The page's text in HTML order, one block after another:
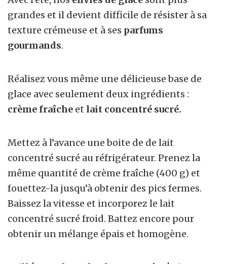
grandes et il devient difficile de résister à sa
texture crémeuse et à ses parfums
gourmands.
Réalisez vous même une délicieuse base de
glace avec seulement deux ingrédients :
crème fraîche et lait concentré sucré.
Mettez à l’avance une boite de de lait
concentré sucré au réfrigérateur. Prenez la
même quantité de crème fraîche (400 g) et
fouettez-la jusqu’à obtenir des pics fermes.
Baissez la vitesse et incorporez le lait
concentré sucré froid. Battez encore pour
obtenir un mélange épais et homogène.